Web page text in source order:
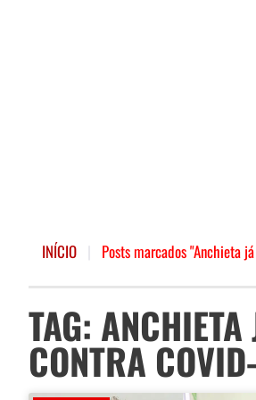
INÍCIO Posts marcados "Anchieta
TAG:
CONTRA